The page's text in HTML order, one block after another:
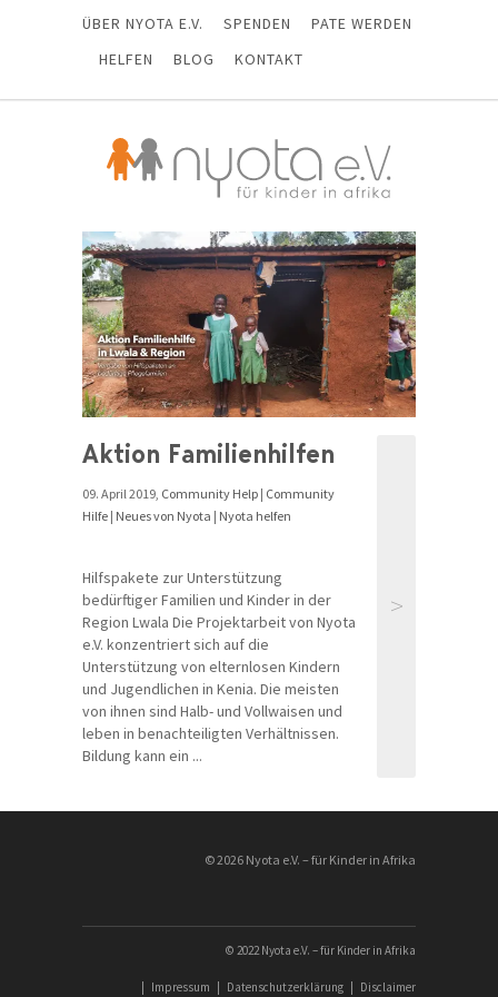
ÜBER NYOTA E.V. SPENDEN
PATE WERDEN
HELFEN
BLOG KONTAKT
Aktion Familienhilfen
09. April 2019, Community Help | Community
Hilfe | Neues von Nyota | Nyota helfen
Hilfspakete zur Unterstützung
bedürftiger Familien und Kinder in der
Region Lwala Die Projektarbeit von Nyota
e.V. konzentriert sich auf die
Unterstützung von elternlosen Kindern
und Jugendlichen in Kenia. Die meisten
von ihnen sind Halb- und Vollwaisen und
leben in benachteiligten Verhältnissen.
Bildung kann ein ...
>
© 2026 Nyota e.V. – für Kinder in Afrika
© 2022 Nyota e.V. – für Kinder in Afrika
Impressum Datenschutzerklärung Disclaimer